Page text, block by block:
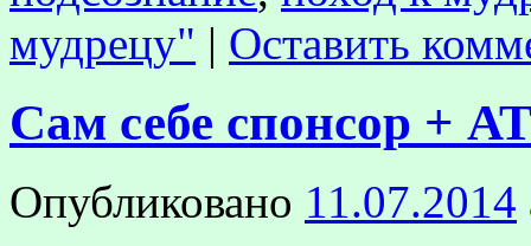
мудрецу" | Оставить
Сам себе спонсор +
Опубликовано 11.07.2014